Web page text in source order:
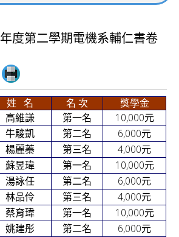
g
e
n
a
v
i
g
a
t
度第二學期電機系輔仁書卷
姓 名 名 次 獎學金
高維謙 第一名 10,000元
牛駿凱 第二名 6,000元
楊麗蓁 第三名 4,000元
蘇昱瑋 第一名 10,000元
湯詠任 第二名 6,000元
林品伶 第三名 4,000元
蔡育瑋 第一名 10,000元
姚建彤 第二名 6,000元